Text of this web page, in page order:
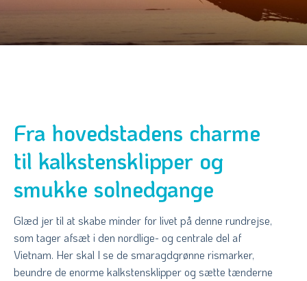
BOOK REJSEMØDE
Fra hovedstadens charme
til kalkstensklipper og
smukke solnedgange
Glæd jer til at skabe minder for livet på denne rundrejse,
som tager afsæt i den nordlige- og centrale del af
Vietnam. Her skal I se de smaragdgrønne rismarker,
beundre de enorme kalkstensklipper og sætte tænderne